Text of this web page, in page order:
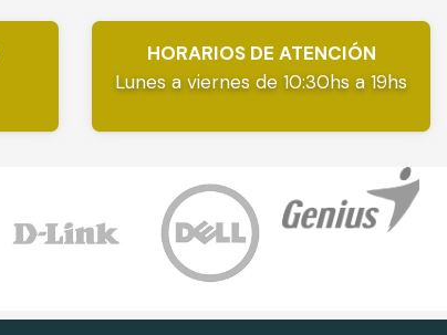
HORARIOS DE ATENCIÓN
Lunes a viernes de 10:30hs a 19hs